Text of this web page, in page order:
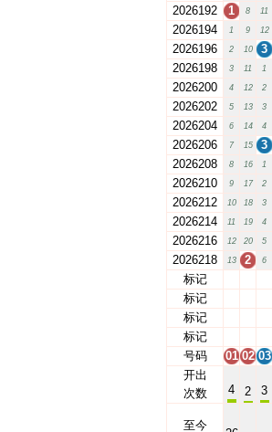
2026192 1 8 11
2026194 1 9 12
2026196 2 10 3
2026198 3 11 1
2026200 4 12 2
2026202 5 13 3
2026204 6 14 4
2026206 7 15 3
2026208
8 16 1
2026210 9 17 2
2026212
10 18 3
2026214 11 19 4
2026216 12 20 5
2026218 13 2 6
标记
标记
标记
标记
号码
01 02 03
开出
次数
4 2 3
至今